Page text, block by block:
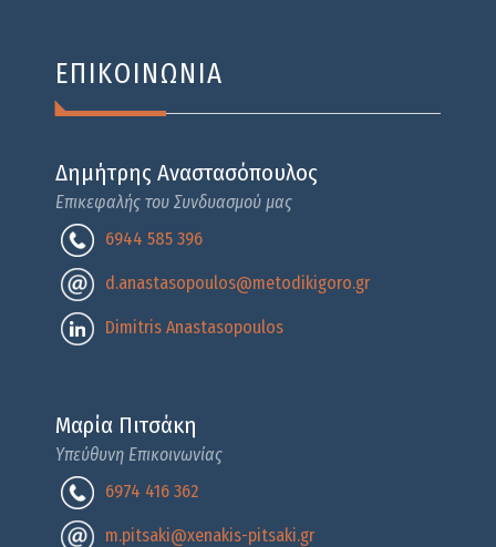
ΕΠΙΚΟΙΝΩΝΙΑ
Δημήτρης Αναστασόπουλος
Επικεφαλής του Συνδυασμού μας
6944 585 396
d.anastasopoulos@metodikigoro.gr
Dimitris Anastasopoulos
Μαρία Πιτσάκη
Υπεύθυνη Επικοινωνίας
6974 416 362
m.pitsaki@xenakis-pitsaki.gr